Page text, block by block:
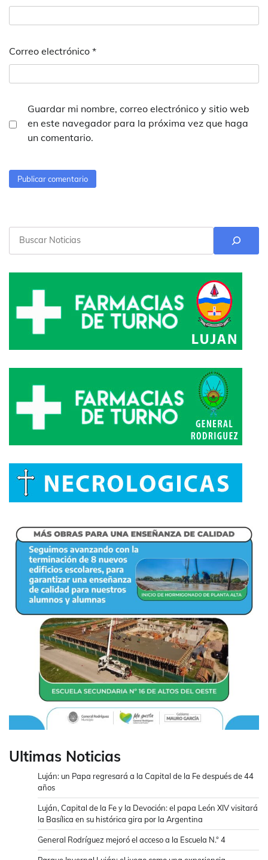
Correo electrónico *
Guardar mi nombre, correo electrónico y sitio web
en este navegador para la próxima vez que haga
un comentario.
Ultimas Noticias
Luján: un Papa regresará a la Capital de la Fe después de 44
años
Luján, Capital de la Fe y la Devoción: el papa León XIV visitará
la Basílica en su histórica gira por la Argentina
General Rodríguez mejoró el acceso a la Escuela N.° 4